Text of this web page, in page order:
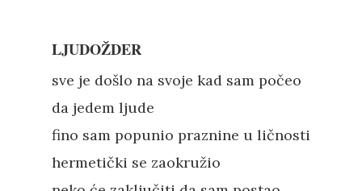
LJUDOŽDER
sve je došlo na svoje kad sam počeo
da jedem ljude
fino sam popunio praznine u ličnosti
hermetički se zaokružio